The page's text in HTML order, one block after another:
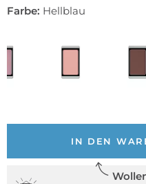
Farbe: Hellblau
IN DEN